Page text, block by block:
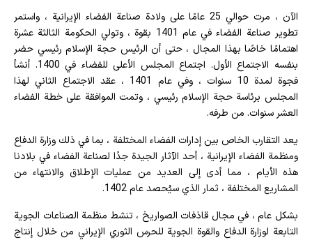
الآن ، مرت حوالي 25 عامًا على ولادة صناعة الفضاء الإيرانية ، واستمر
تطوير صناعة الفضاء في عام 1401 بقوة ، وتولي الحكومة الثالثة عشرة
اهتمامًا خاصًا بهذا المجال ، حتى أن الرئيس حجة الإسلام رئيسي حضر
بنفسه الاجتماع الأول. اجتماع المجلس الأعلى للفضاء في 1400. أنشأ
فجوة لمدة 10 سنوات ، وفي عام 1401 ، عقد الاجتماع الثاني لهذا
المجلس برئاسة حجة الإسلام رئيسي ، وتمت الموافقة على خطة الفضاء
العشر سنوات. من طرفه.
يعد التقارب الخاص بين إدارات الفضاء المختلفة ، بما في ذلك وزارة الدفاع
ومنظمة الفضاء الإيرانية ، أحد الآثار الجيدة جدًا لصناعة الفضاء في بلادنا
هذه الأيام ، مما أدى إلى العديد من عمليات الإطلاق والانتهاء من
المشاريع المختلفة ، ثمار الذي سيُحصد عام 1402.
بشكل عام ، في مجال قاذفات الصواريخ ، تنشط منظمة الصناعات الجوية
التابعة لوزارة الدفاع والقوة الجوية للحرس الثوري الإيراني من خلال إنتاج